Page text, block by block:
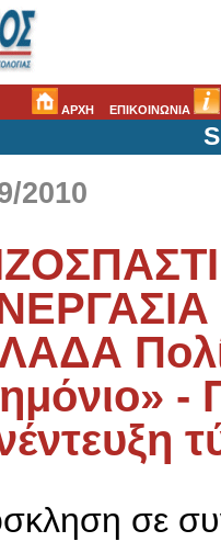
ΑΡΧΗ ΕΠΙΚΟΙΝΩΝΙΑ
2010
-
σε